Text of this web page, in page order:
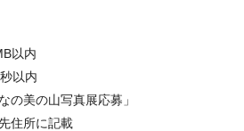
以内
以内
の美の山写真展応募」
住所に記載